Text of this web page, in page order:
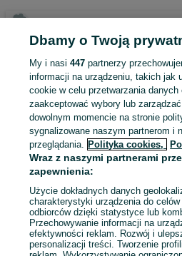
Zaloguj się lub załóż konto na
sprzedającym
Zaloguj się / Załóż konto
Zadzwoń / SMS
Dbamy o Twoją
My i nasi447 partnerzy
informacji na urządzeniu, takich jak
cookie w celu przetwarzania
zaakceptować wybory lub
dowolnym momencie na stronie
sygnalizowane naszym partnerom i
przeglądania. Polityka cookies,
Wraz z naszymi partnerami
zapewnienia:
Użycie dokładnych danych
charakterystyki urządzenia do
odbiorców dzięki statystyce lub
Przechowywanie informacji na
efektywności reklam. Rozwój i
personalizacji treści. Tworzenie